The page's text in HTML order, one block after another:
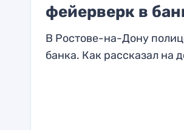
фейерверк в
В Ростове-на-Дону
банка. Как рассказал на